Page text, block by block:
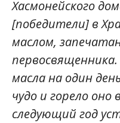
Хасмонейского
[победители] в
маслом,
масла на один
чудо и горело оно
следующий год